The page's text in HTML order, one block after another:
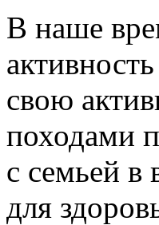
В наше
свою
походами
с семьей в
для